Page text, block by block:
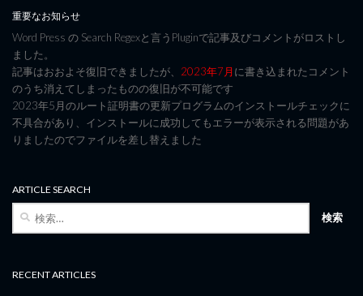
重要なお知らせ
Word Press の Search Regexと言うPluginで記事及びコメントがロストし
ました。
記事はおおよそ復旧できましたが、 2023年7月に書き込まれたコメント
のうち消えてしまったものの復旧が不可能です
2023年5月のルート証明書の更新プログラムのインストールチェックに
不具合があり、インストールに成功してもエラーが表示される問題があ
りましたのでファイルを差し替えました
ARTICLE SEARCH
RECENT ARTICLES